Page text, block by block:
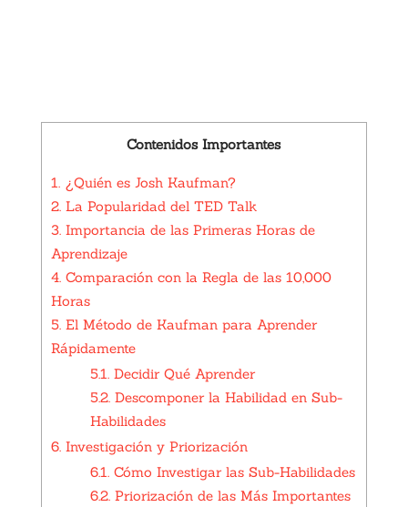
Contenidos Importantes
1.¿Quién es Josh Kaufman?
2.La Popularidad del TED Talk
3.Importancia de las Primeras Horas de
Aprendizaje
4.Comparación con la Regla de las 10,000
Horas
5.El Método de Kaufman para Aprender
Rápidamente
5.1.Decidir Qué Aprender
5.2.Descomponer la Habilidad en Sub-
Habilidades
6.Investigación y Priorización
6.1.Cómo Investigar las Sub-Habilidades
6.2.Priorización de las Más Importantes